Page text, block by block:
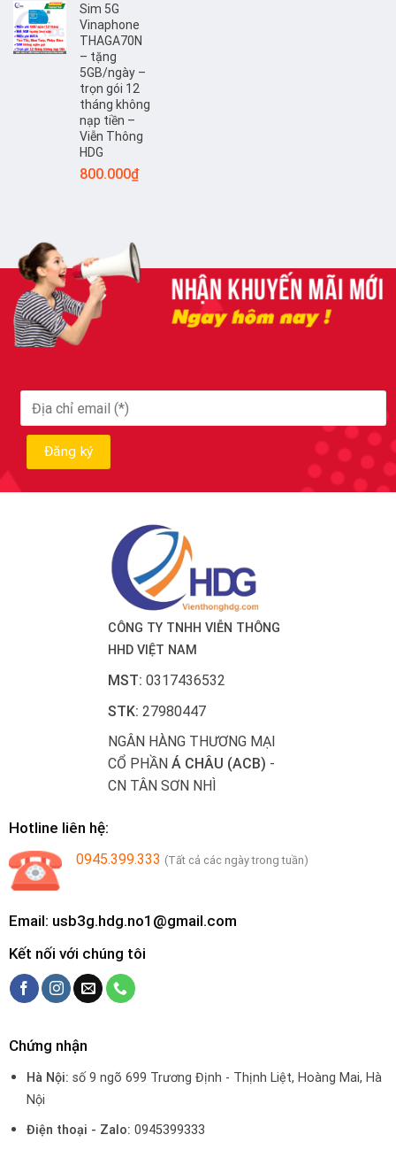
Sim 5G
Vinaphone
THAGA70N
– tặng
5GB/ngày –
trọn gói 12
tháng không
nạp tiền –
Viễn Thông
HDG
800.000₫
CÔNG TY TNHH VIỄN THÔNG
HHD VIỆT NAM
MST: 0317436532
STK: 27980447
NGÂN HÀNG THƯƠNG MẠI
CỔ PHẦN Á CHÂU (ACB) -
CN TÂN SƠN NHÌ
Hotline liên hệ:
0945.399.333 (Tất cả các ngày trong tuần)
Email: usb3g.hdg.no1@gmail.com
Kết nối với chúng tôi
Chứng nhận
Hà Nội:số 9 ngõ 699 Trương Định - Thịnh Liệt, Hoàng Mai, Hà
Nội
Điện thoại - Zalo: 0945399333